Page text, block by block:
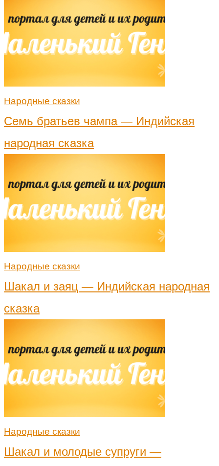
Народные сказки
Семь братьев чампа — Индийская
народная сказка
Народные сказки
Шакал и заяц — Индийская народная
сказка
Народные сказки
Шакал и молодые супруги —